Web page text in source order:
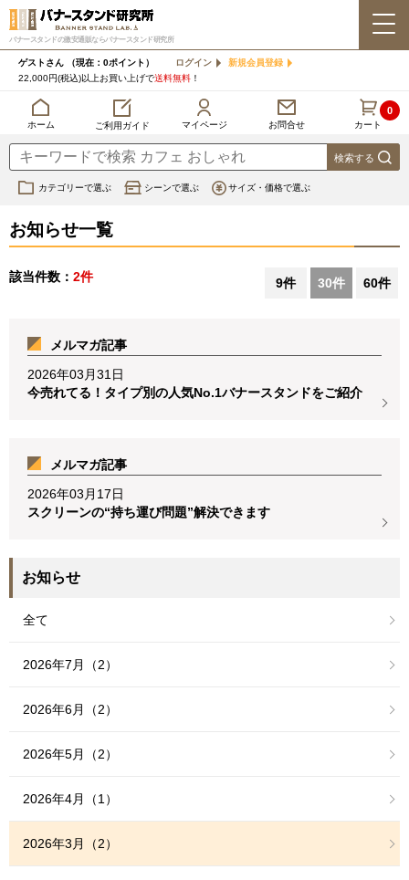
バナースタンドの激安通販ならバナースタンド研究所
ゲストさん （現在：0ポイント） ログイン
新規会員登録
22,000円(税込)以上お買い上げで送料無料 ！
ホーム ご利用ガイド マイページ お問合せ カート
0
カテゴリーで選ぶ シーンで選ぶ サイズ・価格で選ぶ
お知らせ一覧
該当件数： 2件 9件 30件 60件
メルマガ記事
2026年03月31日
今売れてる！タイプ別の人気No.1バナースタンドをご紹介
メルマガ記事
2026年03月17日
スクリーンの“持ち運び問題”解決できます
お知らせ
全て
2026年7月（2）
2026年6月（2）
2026年5月（2）
2026年4月（1）
2026年3月（2）